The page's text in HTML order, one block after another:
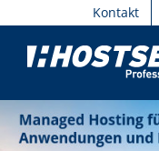
content
Kontakt